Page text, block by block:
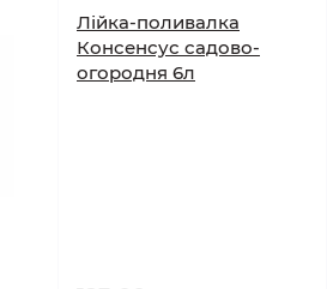
Лійка-поливалка
Консенсус садово-
огородня 6л